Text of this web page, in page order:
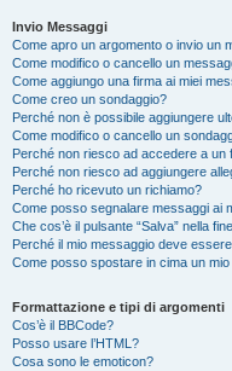
Invio Messaggi
Come apro un argomento o invio un
Come modifico o cancello un
Come aggiungo una firma ai miei
Come creo un sondaggio?
Perché non è possibile aggiungere
Come modifico o cancello un
Perché non riesco ad accedere a un
Perché non riesco ad aggiungere
Perché ho ricevuto un richiamo?
Come posso segnalare messaggi ai
Che cos’è il pulsante “Salva” nella
Perché il mio messaggio deve
Come posso spostare in cima un
Formattazione e tipi di argomenti
Cos’è il BBCode?
Posso usare l’HTML?
Cosa sono le emoticon?